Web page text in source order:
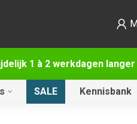
1 à 2 werkdagen
SALE Kennisbank